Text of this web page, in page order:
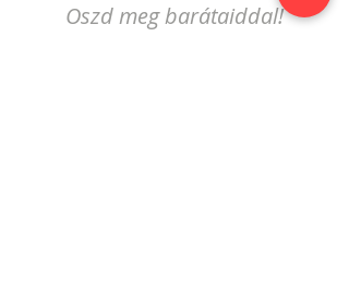
Oszd meg barátaiddal!